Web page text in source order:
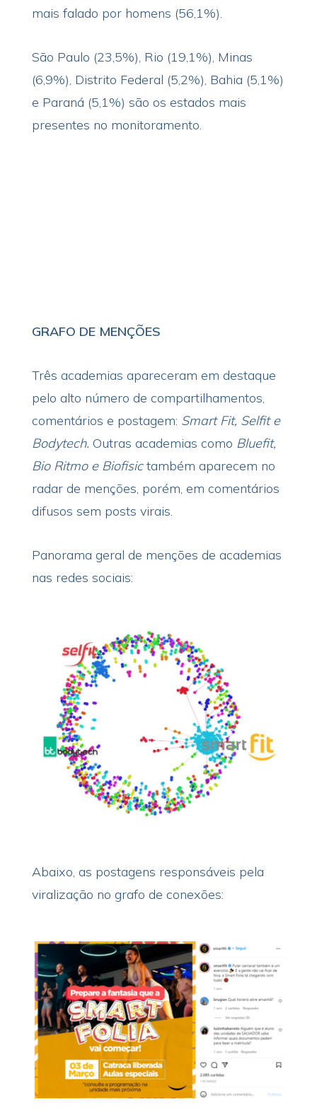
mais falado por homens (56,1%).
São Paulo (23,5%), Rio (19,1%), Minas
(6,9%), Distrito Federal (5,2%), Bahia (5,1%)
e Paraná (5,1%) são os estados mais
presentes no monitoramento.
GRAFO DE MENÇÕES
Três academias apareceram em destaque
pelo alto número de compartilhamentos,
comentários e postagem: Smart Fit, Selfit e
Bodytech. Outras academias como Bluefit,
Bio Ritmo e Biofisictambém aparecem no
radar de menções, porém, em comentários
difusos sem posts virais.
Panorama geral de menções de academias
nas redes sociais:
Abaixo, as postagens responsáveis pela
viralização no grafo de conexões: